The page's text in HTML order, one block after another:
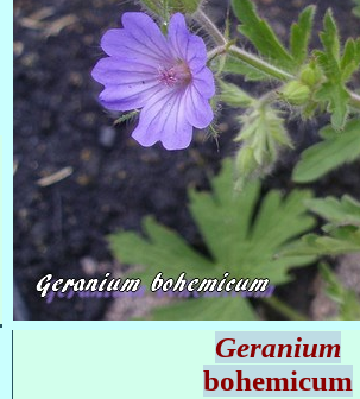
Geranium
bohemicum